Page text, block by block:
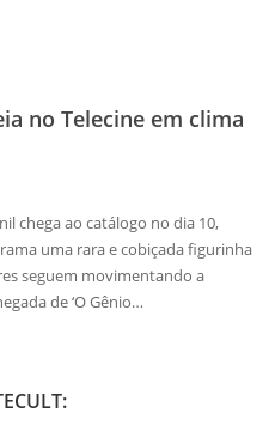
no Telecine em clima
chega ao catálogo no dia 10,
uma rara e cobiçada figurinha
seguem movimentando a
de ‘O Gênio…